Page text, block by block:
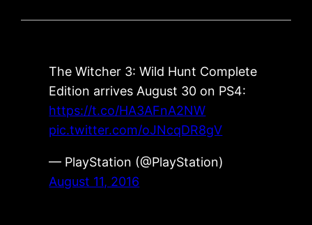
The Witcher 3: Wild Hunt Complete
Edition arrives August 30 on PS4:
https://t.co/HA3AFnA2NW
pic.twitter.com/oJNcqDR8gV
— PlayStation (@PlayStation)
August 11, 2016